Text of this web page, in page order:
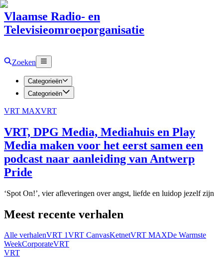
Vlaamse Radio- en
Televisieomroeporganisatie
Zoeken
Categorieën
Categorieën
VRT MAXVRT
VRT, DPG Media, Mediahuis en Play
Media maken voor het eerst samen een
podcast naar aanleiding van Antwerp
Pride
‘Spot On!’, vier afleveringen over angst, liefde en luidop jezelf zijn
Meest recente verhalen
Alle verhalenVRT 1VRT CanvasKetnetVRT MAXDe Warmste
WeekCorporateVRT
VRT